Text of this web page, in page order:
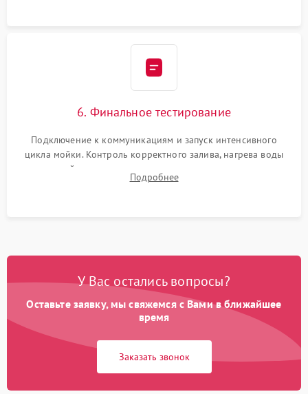
6. Финальное тестирование
Подключение к коммуникациям и запуск интенсивного
цикла мойки. Контроль корректного залива, нагрева воды
до нужной температуры, отсутствия посторонних шумов,
штатного слива и абсолютной сухости в поддоне.
Подробнее
У Вас остались вопросы?
Оставьте заявку, мы свяжемся с Вами в ближайшее
время
Заказать звонок